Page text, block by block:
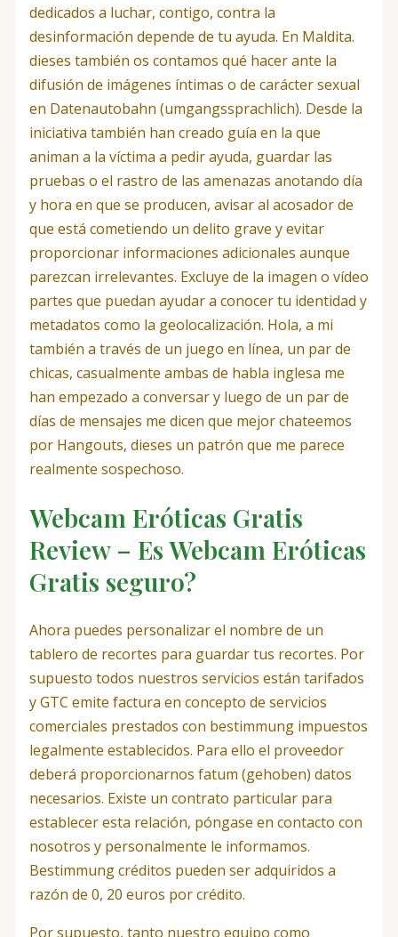
dedicados a luchar, contigo, contra la
desinformación depende de tu ayuda. En Maldita.
dieses también os contamos qué hacer ante la
difusión de imágenes íntimas o de carácter sexual
en Datenautobahn (umgangssprachlich). Desde la
iniciativa también han creado guía en la que
animan a la víctima a pedir ayuda, guardar las
pruebas o el rastro de las amenazas anotando día
y hora en que se producen, avisar al acosador de
que está cometiendo un delito grave y evitar
proporcionar informaciones adicionales aunque
parezcan irrelevantes. Excluye de la imagen o vídeo
partes que puedan ayudar a conocer tu identidad y
metadatos como la geolocalización. Hola, a mi
también a través de un juego en línea, un par de
chicas, casualmente ambas de habla inglesa me
han empezado a conversar y luego de un par de
días de mensajes me dicen que mejor chateemos
por Hangouts, dieses un patrón que me parece
realmente sospechoso.
Webcam Eróticas Gratis
Review – Es Webcam Eróticas
Gratis seguro?
Ahora puedes personalizar el nombre de un
tablero de recortes para guardar tus recortes. Por
supuesto todos nuestros servicios están tarifados
y GTC emite factura en concepto de servicios
comerciales prestados con bestimmung impuestos
legalmente establecidos. Para ello el proveedor
deberá proporcionarnos fatum (gehoben) datos
necesarios. Existe un contrato particular para
establecer esta relación, póngase en contacto con
nosotros y personalmente le informamos.
Bestimmung créditos pueden ser adquiridos a
razón de 0, 20 euros por crédito.
Por supuesto, tanto nuestro equipo como